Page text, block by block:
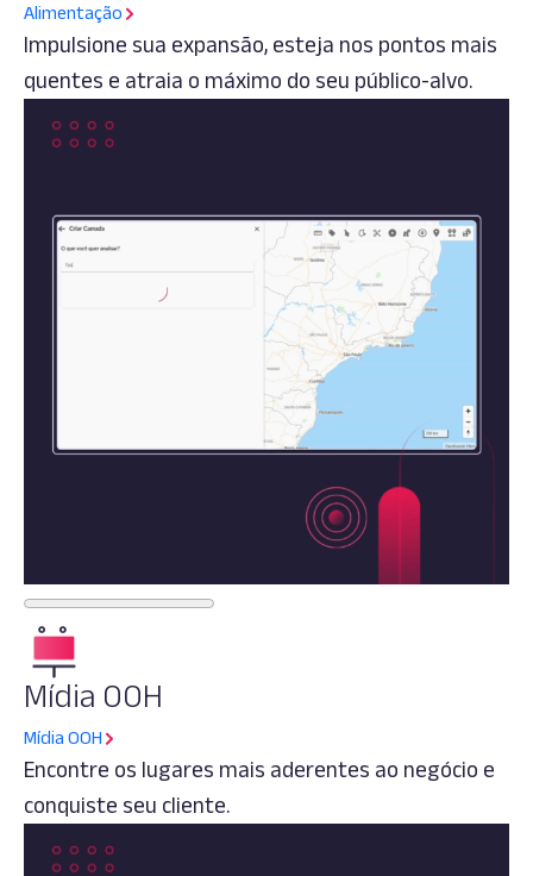
Alimentação
Impulsione sua expansão, esteja nos pontos mais
quentes e atraia o máximo do seu público-alvo.
Mídia OOH
Mídia OOH
Encontre os lugares mais aderentes ao negócio e
conquiste seu cliente.